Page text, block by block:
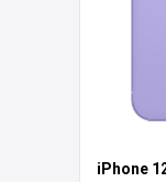
iPhone